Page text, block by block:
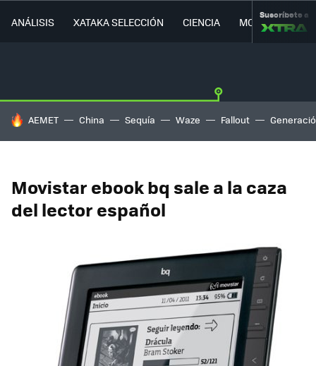
ANÁLISIS XATAKA SELECCIÓN CIENCIA MOVILIDAD
Suscríbete a
HOY SE HABLA DE
AEMET China Sequía Waze Fallout
Movistar ebook bq sale a la caza
del lector español